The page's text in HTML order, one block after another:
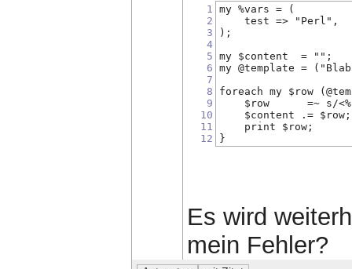
1
2
3
4
5
6
7
8
9
10
11
12
my %vars = (
test => "Perl",
);
my $content  = "";
my @template =
foreach my $row
$row      =~ s/<%
$content .= $row;
print $row;
}
Es wird
mein Fehler?